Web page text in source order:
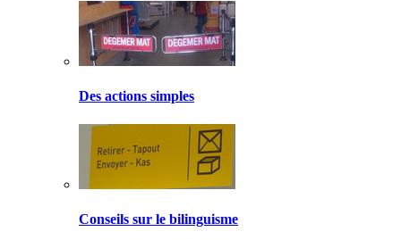
Des actions simples
Conseils sur le bilinguisme